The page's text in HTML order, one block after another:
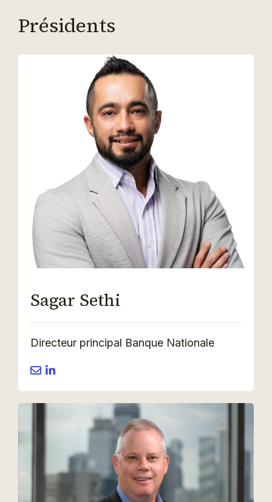
Présidents
Sagar Sethi
Directeur principal Banque Nationale